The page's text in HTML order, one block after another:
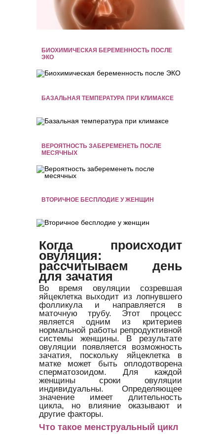
БИОХИМИЧЕСКАЯ БЕРЕМЕННОСТЬ ПОСЛЕ
ЭКО
БАЗАЛЬНАЯ ТЕМПЕРАТУРА ПРИ КЛИМАКСЕ
ВЕРОЯТНОСТЬ ЗАБЕРЕМЕНЕТЬ ПОСЛЕ
МЕСЯЧНЫХ
ВТОРИЧНОЕ БЕСПЛОДИЕ У ЖЕНЩИН
Когда происходит
овуляция:
рассчитываем день
для зачатия
Во время овуляции созревшая
яйцеклетка выходит из лопнувшего
фолликула и направляется в
маточную трубу. Этот процесс
является одним из критериев
нормальной работы репродуктивной
системы женщины. В результате
овуляции появляется возможность
зачатия, поскольку яйцеклетка в
матке может быть оплодотворена
сперматозоидом. Для каждой
женщины сроки овуляции
индивидуальны. Определяющее
значение имеет длительность
цикла, но влияние оказывают и
другие факторы.
Что такое менструальный цикл